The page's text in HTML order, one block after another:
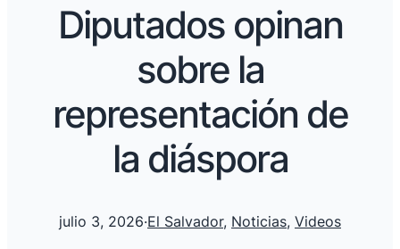
Diputados opinan
sobre la
representación de
la diáspora
julio 3, 2026·El Salvador, Noticias, Videos